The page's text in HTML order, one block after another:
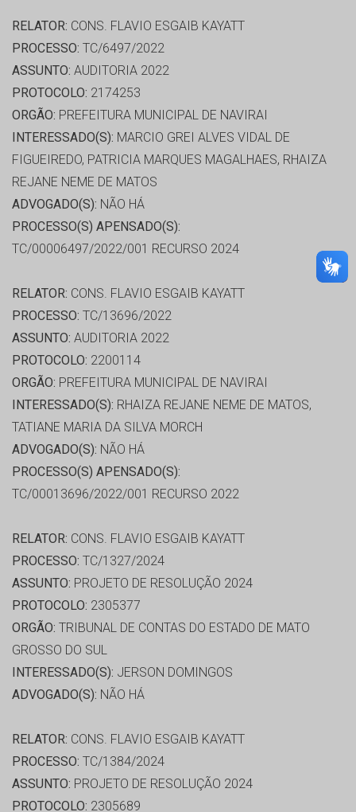
RELATOR: CONS. FLAVIO ESGAIB KAYATT
PROCESSO: TC/6497/2022
ASSUNTO: AUDITORIA 2022
PROTOCOLO: 2174253
ORGÃO: PREFEITURA MUNICIPAL DE NAVIRAI
INTERESSADO(S): MARCIO GREI ALVES VIDAL DE
FIGUEIREDO, PATRICIA MARQUES MAGALHAES, RHAIZA
REJANE NEME DE MATOS
ADVOGADO(S): NÃO HÁ
PROCESSO(S) APENSADO(S):
TC/00006497/2022/001 RECURSO 2024
RELATOR: CONS. FLAVIO ESGAIB KAYATT
PROCESSO: TC/13696/2022
ASSUNTO: AUDITORIA 2022
PROTOCOLO: 2200114
ORGÃO: PREFEITURA MUNICIPAL DE NAVIRAI
INTERESSADO(S): RHAIZA REJANE NEME DE MATOS,
TATIANE MARIA DA SILVA MORCH
ADVOGADO(S): NÃO HÁ
PROCESSO(S) APENSADO(S):
TC/00013696/2022/001 RECURSO 2022
RELATOR: CONS. FLAVIO ESGAIB KAYATT
PROCESSO: TC/1327/2024
ASSUNTO: PROJETO DE RESOLUÇÃO 2024
PROTOCOLO: 2305377
ORGÃO: TRIBUNAL DE CONTAS DO ESTADO DE MATO
GROSSO DO SUL
INTERESSADO(S): JERSON DOMINGOS
ADVOGADO(S): NÃO HÁ
RELATOR: CONS. FLAVIO ESGAIB KAYATT
PROCESSO: TC/1384/2024
ASSUNTO: PROJETO DE RESOLUÇÃO 2024
PROTOCOLO: 2305689